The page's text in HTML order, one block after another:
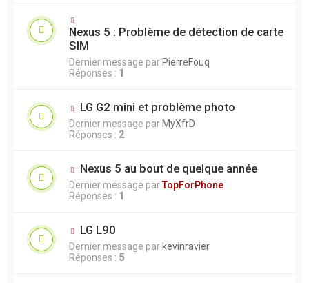
Nexus 5 : Problème de détection de carte
SIM
Dernier message parPierreFouq
Réponses : 1
LG G2 mini et problème photo
Dernier message parMyXfrD
Réponses : 2
Nexus 5 au bout de quelque année
Dernier message parTopForPhone
Réponses : 1
LG L90
Dernier message parkevinravier
Réponses : 5